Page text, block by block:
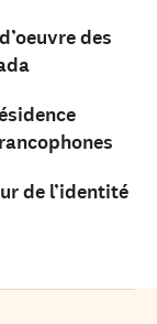
des
de l’identité